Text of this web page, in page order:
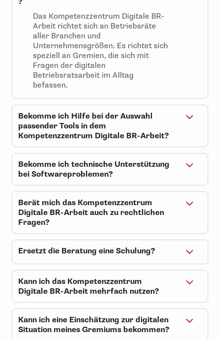
Das Kompetenzzentrum Digitale BR-
Arbeit richtet sich an Betriebsräte
aller Branchen und
Unternehmensgrößen. Es richtet sich
speziell an Gremien, die sich mit
Fragen der digitalen
Betriebsratsarbeit im Alltag
befassen.
Bekomme ich Hilfe bei der Auswahl
passender Tools in dem
Kompetenzzentrum Digitale BR-Arbeit?
Ja, es werden Empfehlungen und
Orientierungshilfen gegeben. Die
konkrete technische Umsetzung
erfolgt nicht durch das
Kompetenzzentrum Digitale BR-
Arbeit.
Bekomme ich technische Unterstützung
bei Softwareproblemen?
Nein, das Kompetenzzentrum Digitale
BR-Arbeit ersetzt keine IT-Hotline. Bei
Fragen zur konkreten Software-
Nutzung kann nicht unterstützt
werden.
Berät mich das Kompetenzzentrum
Digitale BR-Arbeit auch zu rechtlichen
Fragen?
Nein, eine juristische
Einzelfallberatung findet nicht statt.
Es können jedoch erste Hinweise und
praktische Tipps gegeben werden.
Ersetzt die Beratung eine Schulung?
Nein, die Beratung versteht sich als
Ergänzung zu Schulungen. Sie dient
der ersten Orientierung und
praxisnahen Hilfestellung.
Kann ich das Kompetenzzentrum
Digitale BR-Arbeit mehrfach nutzen?
Ja, eine wiederholte Beratung im
Kompetenzzentrum Digitale BR-
Arbeit ist selbstverständlich möglich.
Kann ich eine Einschätzung zur digitalen
Situation meines Gremiums bekommen?